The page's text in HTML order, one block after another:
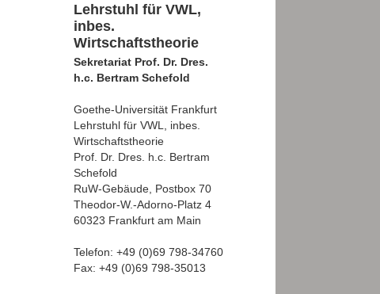
Lehrstuhl für VWL,
inbes.
Wirtschaftstheorie
Sekretariat Prof. Dr. Dres.
h.c. Bertram Schefold
Goethe-Universität Frankfurt
Lehrstuhl für VWL, inbes.
Wirtschaftstheorie
Prof. Dr. Dres. h.c. Bertram
Schefold
RuW-Gebäude, Postbox 70
Theodor-W.-Adorno-Platz 4
60323 Frankfurt am Main
Telefon: +49 (0)69 798-34760
Fax: +49 (0)69 798-35013